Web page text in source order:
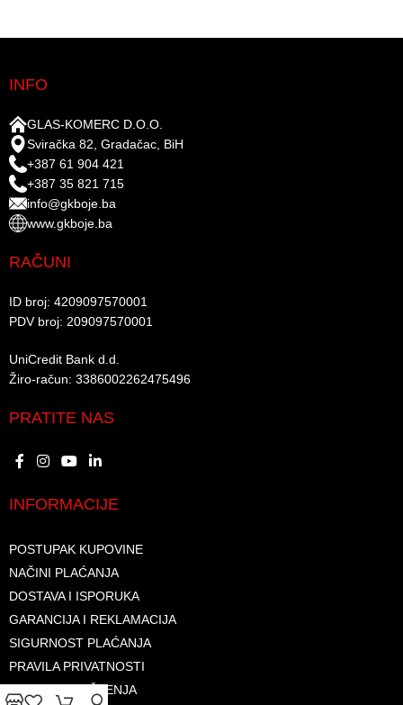
INFO
GLAS-KOMERC D.O.O.
Sviračka 82, Gradačac, BiH
+387 61 904 421
+387 35 821 715
info@gkboje.ba
www.gkboje.ba
RAČUNI
ID broj: 4209097570001​
PDV broj: 209097570001 ​
UniCredit Bank d.d.​
Žiro-račun: 3386002262475496​​
PRATITE NAS
INFORMACIJE
POSTUPAK KUPOVINE
NAČINI PLAĆANJA
DOSTAVA I ISPORUKA
GARANCIJA I REKLAMACIJA
SIGURNOST PLAĆANJA
PRAVILA PRIVATNOSTI
USLOVI KORIŠTENJA